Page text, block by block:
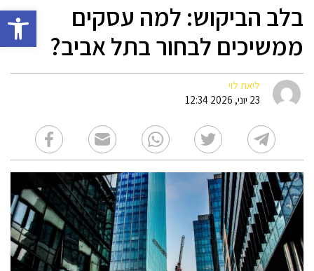
פתח
בלב הביקוש: למה עסקים
ממשיכים לבחור בתל אביב?
ליאת לוי
23 יוני, 2026 12:34